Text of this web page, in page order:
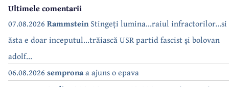
Ultimele comentarii
07.08.2026 RammsteinStingeți lumina...raiul infractorilor...si
ăsta e doar inceputul...trăiască USR partid fascist și bolovan
adolf...
06.08.2026 sempronaa ajuns o epava